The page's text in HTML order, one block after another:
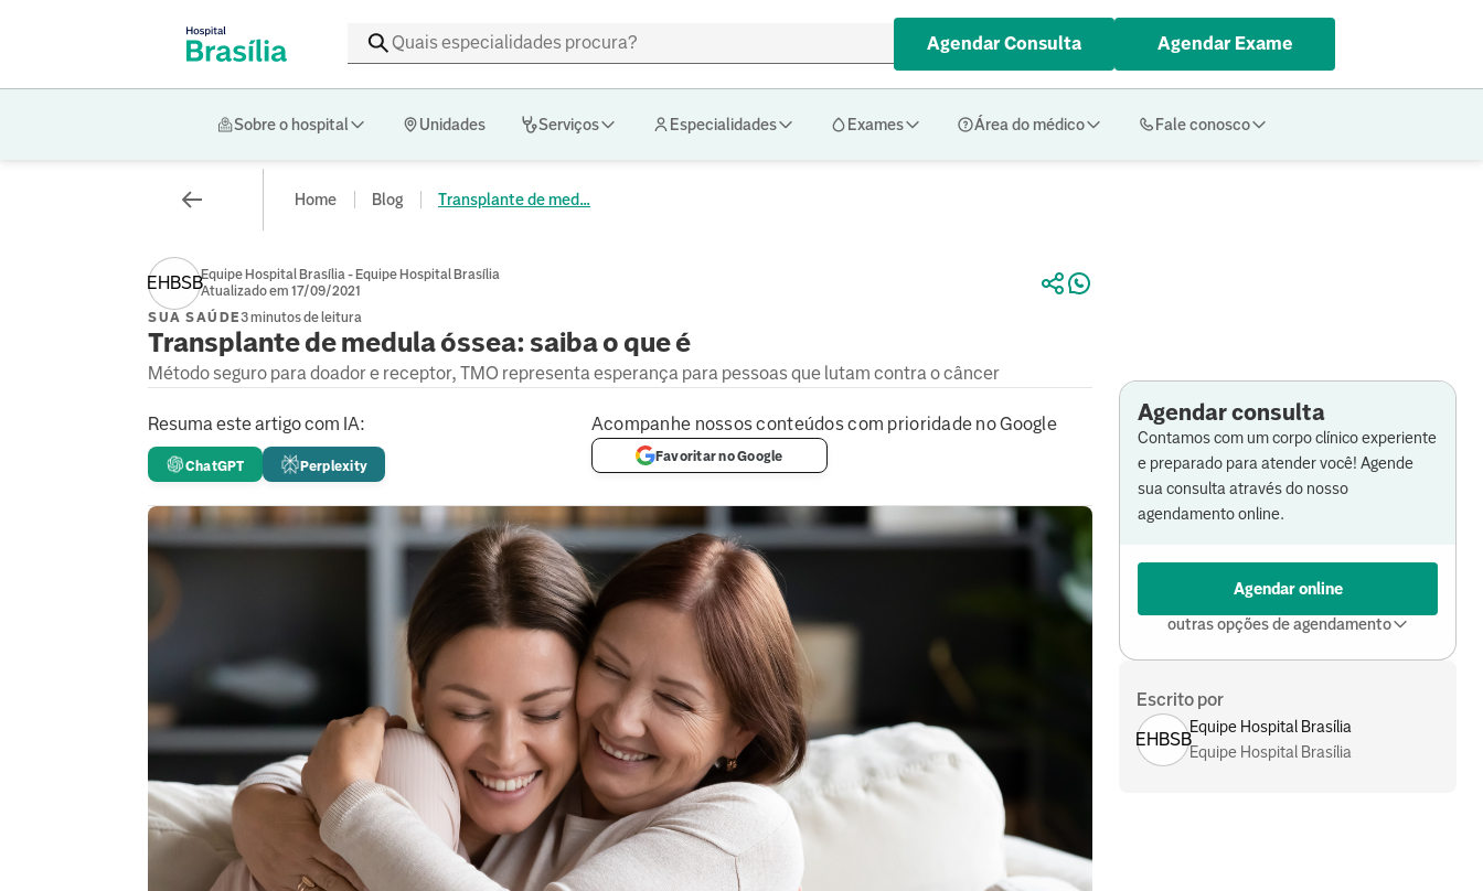
Agendar Consulta Agendar Exame
Sobre o hospital Unidades Serviços Especialidades Exames Área do médico Fale conosco
Home Blog Transplante de med...
EHBSBEquipe Hospital Brasília - Equipe Hospital Brasília
Atualizado em 17/09/2021
SUA SAÚDE3 minutos de leitura
Transplante de medula óssea: saiba o que é
Método seguro para doador e receptor, TMO representa esperança para pessoas que lutam contra o câncer
Resuma este artigo com IA:
ChatGPT Perplexity
Acompanhe nossos conteúdos com prioridade no Google
Favoritar no Google
Agendar consulta
Contamos com um corpo clínico experiente
e preparado para atender você! Agende
sua consulta através do nosso
agendamento online.
Agendar online
outras opções de agendamento
Escrito por
EHBSB
Equipe Hospital Brasília
Equipe Hospital Brasília